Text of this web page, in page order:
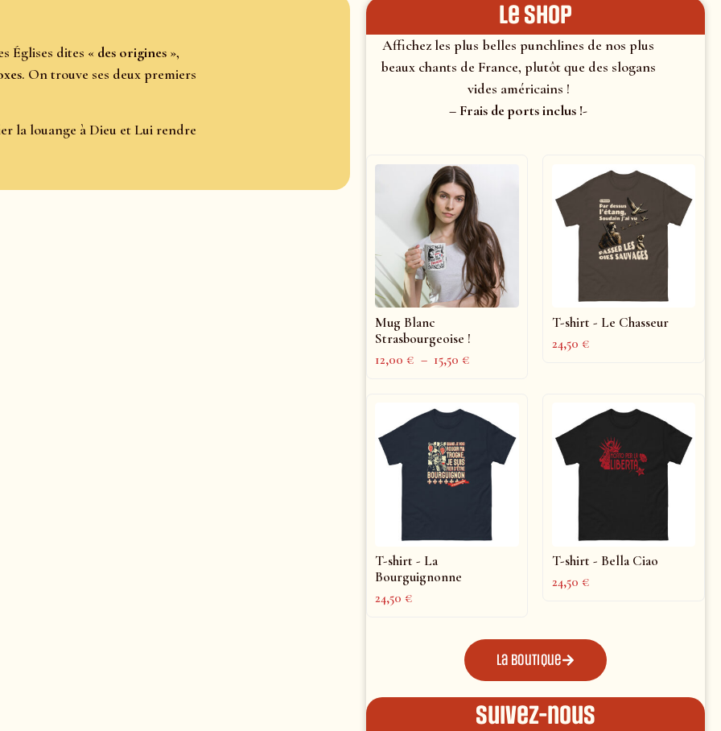
Églises dites « des origines »,
. On trouve ses deux premiers
la louange à Dieu et Lui rendre
le shop
Affichez les plus belles punchlines de nos plus
beaux chants de France, plutôt que des slogans
vides américains !
– Frais de ports inclus !-
Mug Blanc
Strasbourgeoise !
12,00€ – 15,50€
T-shirt - Le Chasseur
24,50€
T-shirt - La
Bourguignonne
24,50€
T-shirt - Bella Ciao
24,50€
La boutique
Suivez-nous